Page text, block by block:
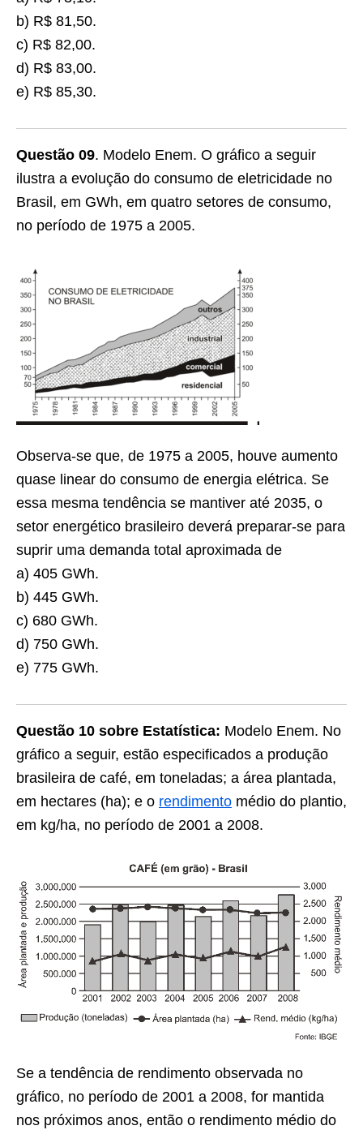
b) R$ 81,50.
c) R$ 82,00.
d) R$ 83,00.
e) R$ 85,30.
Questão 09. Modelo Enem. O gráfico a seguir
ilustra a evolução do consumo de eletricidade no
Brasil, em GWh, em quatro setores de consumo,
no período de 1975 a 2005.
Observa-se que, de 1975 a 2005, houve aumento
quase linear do consumo de energia elétrica. Se
essa mesma tendência se mantiver até 2035, o
setor energético brasileiro deverá preparar-se para
suprir uma demanda total aproximada de
a) 405 GWh.
b) 445 GWh.
c) 680 GWh.
d) 750 GWh.
e) 775 GWh.
Questão 10 sobre Estatística: Modelo Enem. No
gráfico a seguir, estão especificados a produção
brasileira de café, em toneladas; a área plantada,
em hectares (ha); e o rendimento médio do plantio,
em kg/ha, no período de 2001 a 2008.
Se a tendência de rendimento observada no
gráfico, no período de 2001 a 2008, for mantida
nos próximos anos, então o rendimento médio do